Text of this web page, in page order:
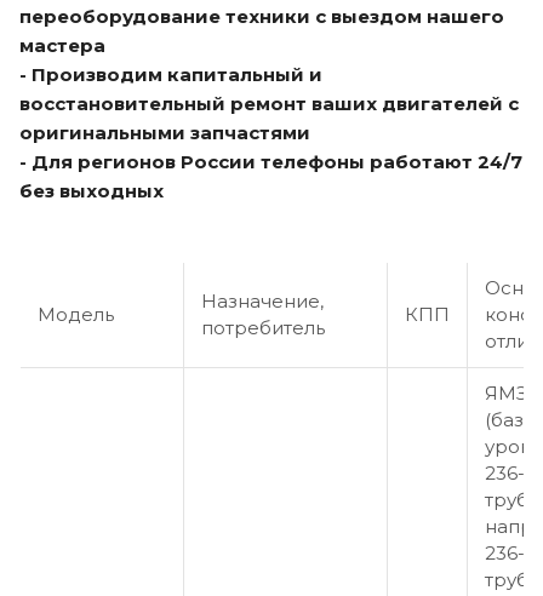
переоборудование техники с выездом нашего
мастера
- Производим капитальный и
восстановительный ремонт ваших двигателей с
оригинальными запчастями
- Для регионов России телефоны работают 24/7
без выходных
Модель
Назначение,
потребитель
КПП
ЯМЗ-
236-
236-